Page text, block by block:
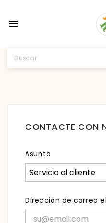

CONTACTE CON
Asunto
Dirección de correo